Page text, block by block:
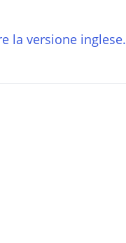
la versione inglese.